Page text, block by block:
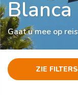
Blanca
Gaat u mee op
ZIE FILTERS